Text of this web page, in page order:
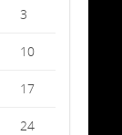
3
10
17
24